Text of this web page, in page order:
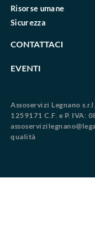
Risorse umane
Sicurezza
CONTATTACI
EVENTI
Assoservizi Legnano
1259171 C.F. e P. IVA:
qualità